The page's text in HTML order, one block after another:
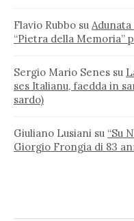
Flavio Rubbo su
“Pietra della Memoria”
Sergio Mario Senes su
ses Italianu, faedda in
sardo)
Giuliano Lusiani su “Su
Giorgio Frongia di 83